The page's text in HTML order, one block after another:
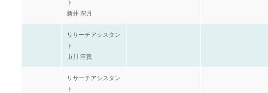
ト
新井 深月
リサーチアシスタン
ト
市川 淳貴
リサーチアシスタン
ト